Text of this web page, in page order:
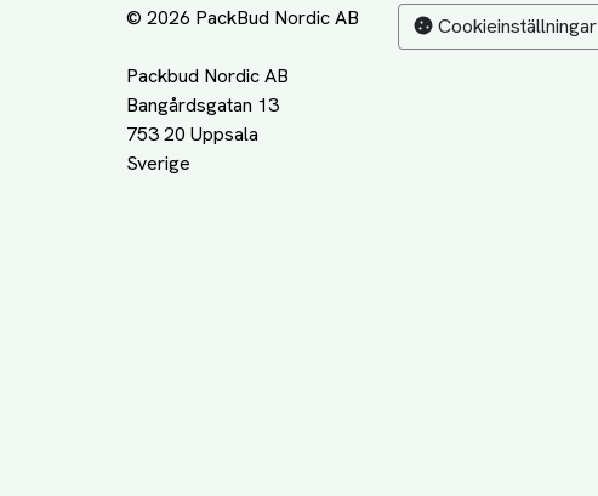
© 2026 PackBud Nordic AB
Packbud Nordic AB
Bangårdsgatan 13
753 20 Uppsala
Cookieinställningar